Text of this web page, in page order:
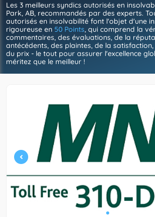
Les 3 meilleurs syndics autorisés en
Park, AB, recommandés par des experts.
autorisés en insolvabilité font l'objet d'une
rigoureuse en 50 Points, qui comprend la
commentaires, des évaluations, de la
antécédents, des plaintes, de la
du prix - le tout pour assurer l'excellence
méritez que le meilleur !